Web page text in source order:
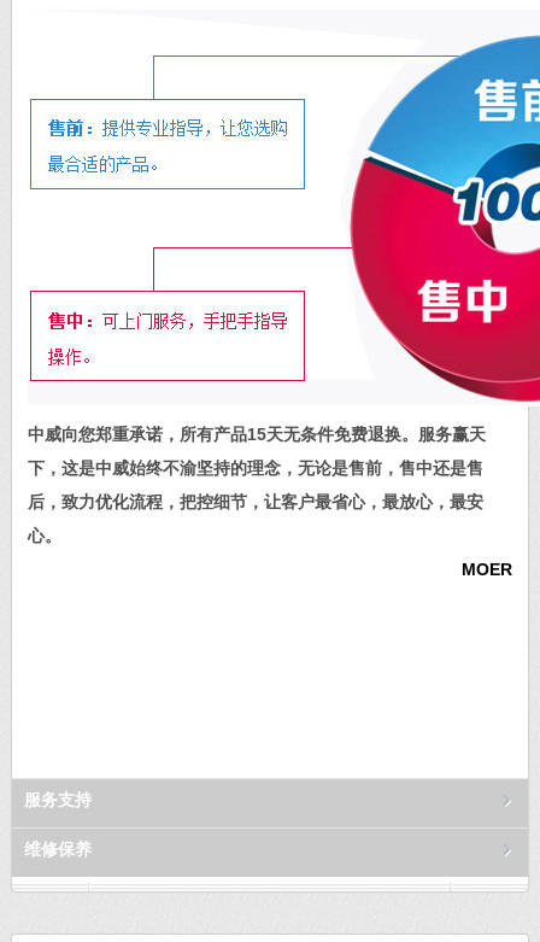
中威向您郑重承诺，所有产品15天无条件免费退换。服务赢天
下，这是中威始终不渝坚持的理念，无论是售前，售中还是售
后，致力优化流程，把控细节，让客户最省心，最放心，最安
心。
MOER
服务支持
维修保养